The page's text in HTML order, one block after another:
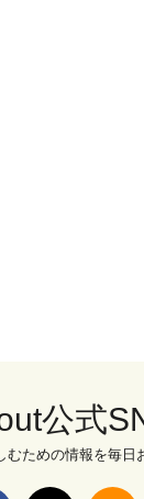
公式
むための情報を毎日